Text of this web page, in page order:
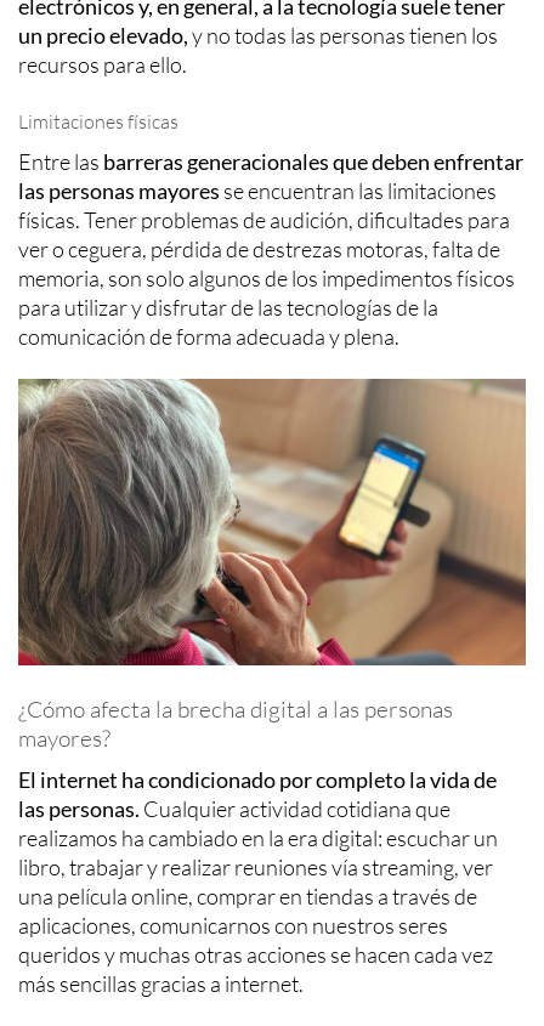
electrónicos y, en general, a la tecnología suele tener
un precio elevado,y no todas las personas tienen los
recursos para ello.
Limitaciones físicas
Entre las barreras generacionales que deben enfrentar
las personas mayores se encuentran las limitaciones
físicas. Tener problemas de audición, dificultades para
ver o ceguera, pérdida de destrezas motoras, falta de
memoria, son solo algunos de los impedimentos físicos
para utilizar y disfrutar de las tecnologías de la
comunicación de forma adecuada y plena.
¿Cómo afecta la brecha digital a las personas
mayores?
El internet ha condicionado por completo la vida de
las personas. Cualquier actividad cotidiana que
realizamos ha cambiado en la era digital: escuchar un
libro, trabajar y realizar reuniones vía streaming, ver
una película online, comprar en tiendas a través de
aplicaciones, comunicarnos con nuestros seres
queridos y muchas otras acciones se hacen cada vez
más sencillas gracias a internet.